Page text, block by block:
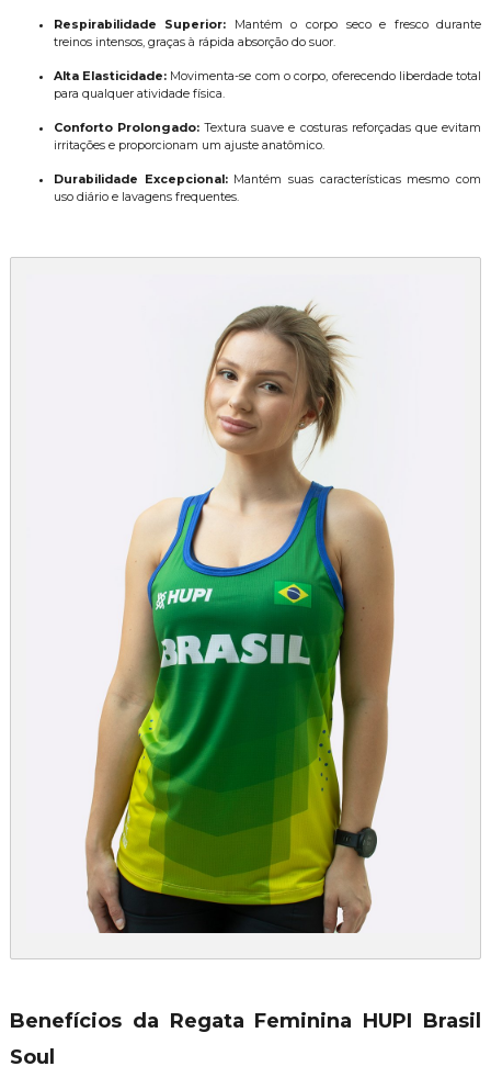
Respirabilidade Superior: Mantém o corpo seco e fresco durante
treinos intensos, graças à rápida absorção do suor.
Alta Elasticidade: Movimenta-se com o corpo, oferecendo liberdade total
para qualquer atividade física.
Conforto Prolongado: Textura suave e costuras reforçadas que evitam
irritações e proporcionam um ajuste anatômico.
Durabilidade Excepcional:Mantém suas características mesmo com
uso diário e lavagens frequentes.
Benefícios da Regata Feminina HUPI Brasil
Soul